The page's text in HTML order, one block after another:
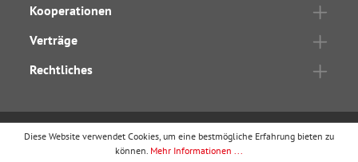
Kooperationen
Verträge
Rechtliches
wbv Publikationist ein Geschäftsbereich von
Diese Website verwendet Cookies, um eine bestmögliche Erfahrung bieten zu
können. Mehr Informationen ...